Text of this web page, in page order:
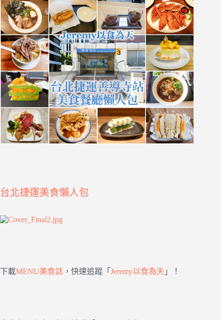
台北捷運美食懶人包
下載MENU美食誌 ，快速追蹤「 Jeremy以食為天 」！